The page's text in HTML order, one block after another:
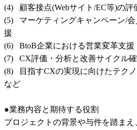
(4)   顧客接点(Webサイト/EC等)の
(5)   マーケティングキャンペーン/
援
(6)   BtoB企業における営業変革支援
(7)   CX評価・分析と改善サイクル
(8)   目指すCXの実現に向けたテク
など
●業務内容と期待する役割
プロジェクトの背景や与件を踏ま